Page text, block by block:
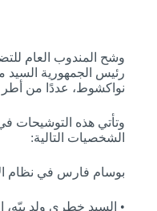
وشح المندوب العام
رئيس الجمهورية السيد
نواكشوط، عددًا من
وتأتي هذه التوشيحات
الشخصيات التالية:
بوسام فارس في نظام
• السيد خطري ولد بيّه،